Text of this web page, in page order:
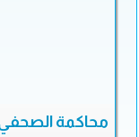
محاكمة الصحفي